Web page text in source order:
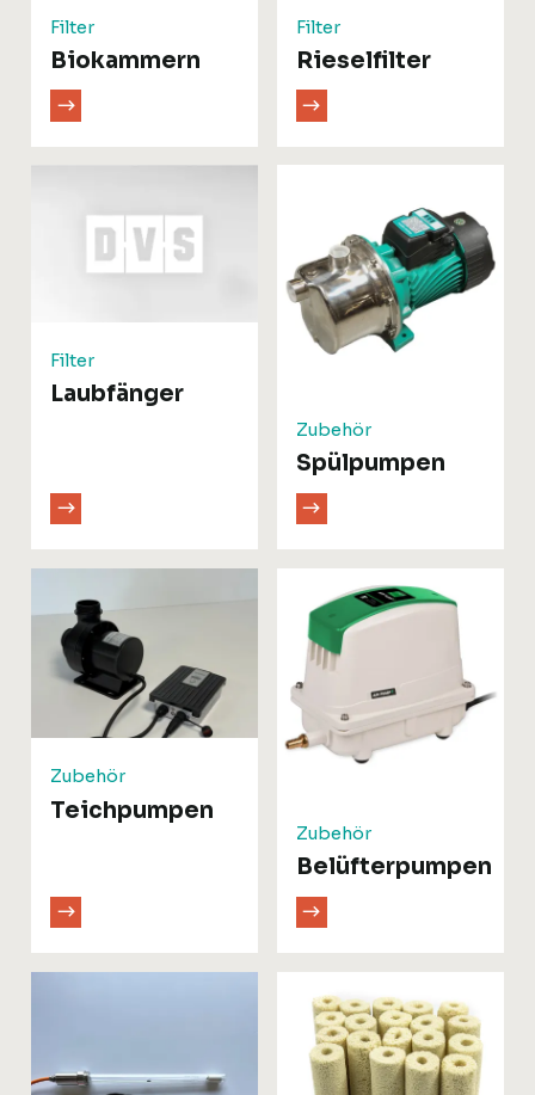
Filter
Biokammern
Filter
Rieselfilter
Filter
Laubfänger
Zubehör
Spülpumpen
Zubehör
Teichpumpen
Zubehör
Belüfterpumpen